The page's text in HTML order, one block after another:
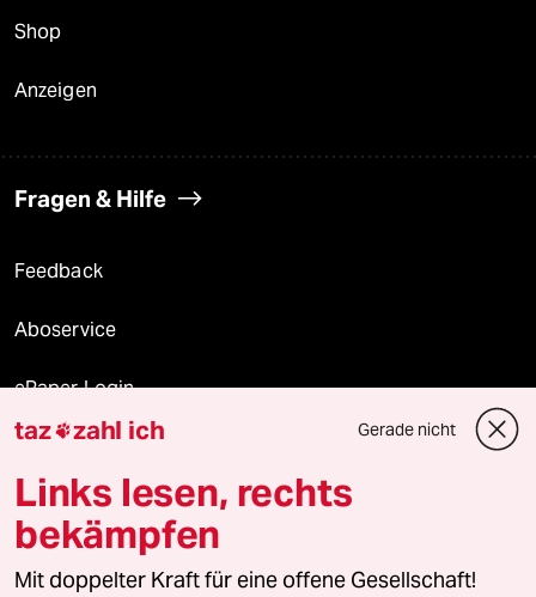
Shop
Anzeigen
Fragen & Hilfe
Feedback
Aboservice
ePaper Login
Downloads für Abonnierende
© 2026 taz Verlags und Vertriebs GmbH
Alle Rechte vorbehalten. Bei rechtlichen Fragen oder für Genehmigungen
taz zahl ich Gerade nicht
Links lesen, rechts
bekämpfen
Mit doppelter Kraft für eine offene Gesellschaft!